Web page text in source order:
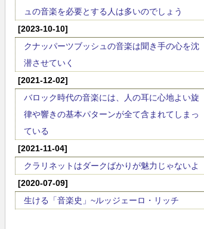
ュの音楽を必要とする人は多いのでしょう
[2023-10-10]
クナッパーツブッシュの音楽は聞き手の心を沈
潜させていく
[2021-12-02]
バロック時代の音楽には、人の耳に心地よい旋
律や響きの基本パターンが全て含まれてしまっ
ている
[2021-11-04]
クラリネットはダークばかりが魅力じゃないよ
[2020-07-09]
生ける「音楽史」~ルッジェーロ・リッチ